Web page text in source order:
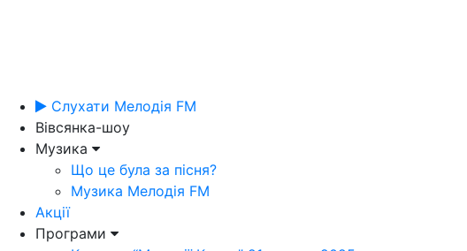
Слухати Мелодія FM
Вівсянка-шоу
Музика
Що це була за пісня?
Музика Мелодія FM
Акції
Програми